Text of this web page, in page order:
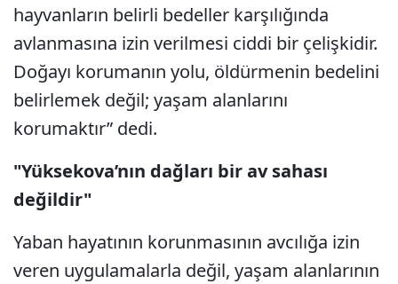
hayvanların belirli bedeller karşılığında
avlanmasına izin verilmesi ciddi bir çelişkidir.
Doğayı korumanın yolu, öldürmenin bedelini
belirlemek değil; yaşam alanlarını
korumaktır” dedi.
"Yüksekova’nın dağları bir av sahası
değildir"
Yaban hayatının korunmasının avcılığa izin
veren uygulamalarla değil, yaşam alanlarının